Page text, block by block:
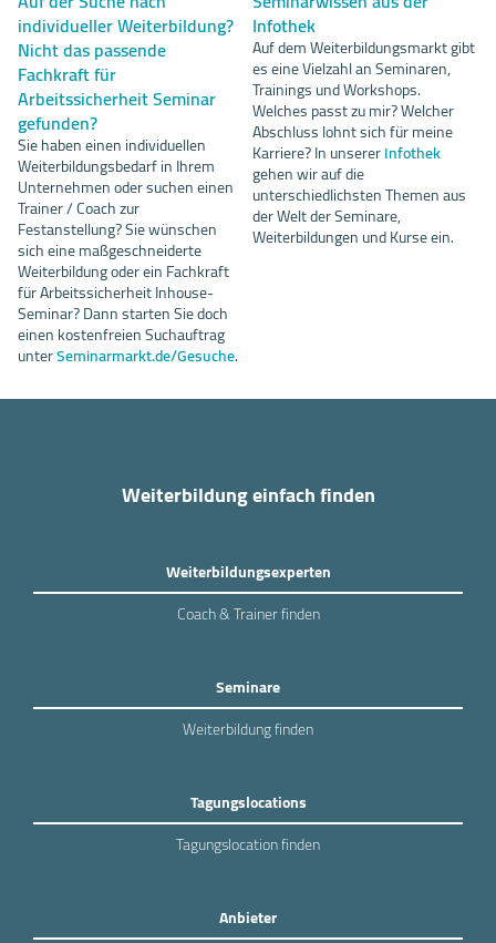
individueller Weiterbildung?
Nicht das passende
Fachkraft für
Arbeitssicherheit Seminar
gefunden?
Sie haben einen individuellen
Weiterbildungsbedarf in Ihrem
Unternehmen oder suchen einen
Trainer / Coach zur
Festanstellung? Sie wünschen
sich eine maßgeschneiderte
Weiterbildung oder ein Fachkraft
für Arbeitssicherheit Inhouse-
Seminar? Dann starten Sie doch
einen kostenfreien Suchauftrag
unterSeminarmarkt.de/Gesuche.
Infothek
Auf dem Weiterbildungsmarkt gibt
es eine Vielzahl an Seminaren,
Trainings und Workshops.
Welches passt zu mir? Welcher
Abschluss lohnt sich für meine
Karriere? In unsererInfothek
gehen wir auf die
unterschiedlichsten Themen aus
der Welt der Seminare,
Weiterbildungen und Kurse ein.
Weiterbildung einfach finden
Weiterbildungsexperten
Coach & Trainer finden
Seminare
Weiterbildung finden
Tagungslocations
Tagungslocation finden
Anbieter